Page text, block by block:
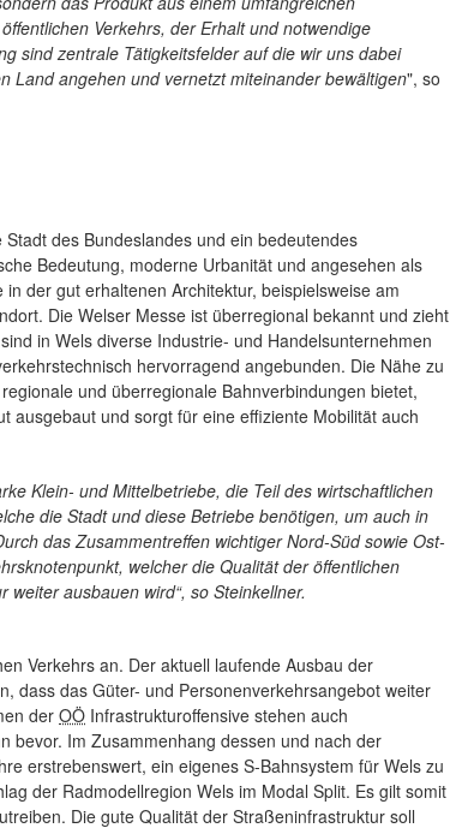
Verkehrs, der Erhalt und notwendige
sind zentrale Tätigkeitsfelder auf die wir uns dabei
Land angehen und vernetzt miteinander bewältigen", so
des Bundeslandes und ein bedeutendes
Bedeutung, moderne Urbanität und angesehen als
der gut erhaltenen Architektur, beispielsweise am
Die Welser Messe ist überregional bekannt und zieht
in Wels diverse Industrie- und Handelsunternehmen
hervorragend angebunden. Die Nähe zu
und überregionale Bahnverbindungen bietet,
ausgebaut und sorgt für eine effiziente Mobilität auch
Klein- und Mittelbetriebe, die Teil des wirtschaftlichen
die Stadt und diese Betriebe benötigen, um auch in
das Zusammentreffen wichtiger Nord-Süd sowie Ost-
welcher die Qualität der öffentlichen
ausbauen wird“, so Steinkellner.
Verkehrs an. Der aktuell laufende Ausbau der
dass das Güter- und Personenverkehrsangebot weiter
der OÖ Infrastrukturoffensive stehen auch
bevor. Im Zusammenhang dessen und nach der
erstrebenswert, ein eigenes S-Bahnsystem für Wels zu
der Radmodellregion Wels im Modal Split. Es gilt somit
Die gute Qualität der Straßeninfrastruktur soll